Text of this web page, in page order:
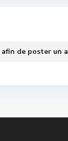
afin de poster un